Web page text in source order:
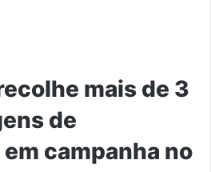
mais de 3
de
campanha no